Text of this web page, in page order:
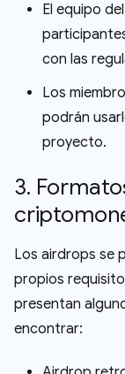
El equipo
con las
Los
podrán
proyecto.
3.
Los airdrops se
propios
presentan
encontrar: